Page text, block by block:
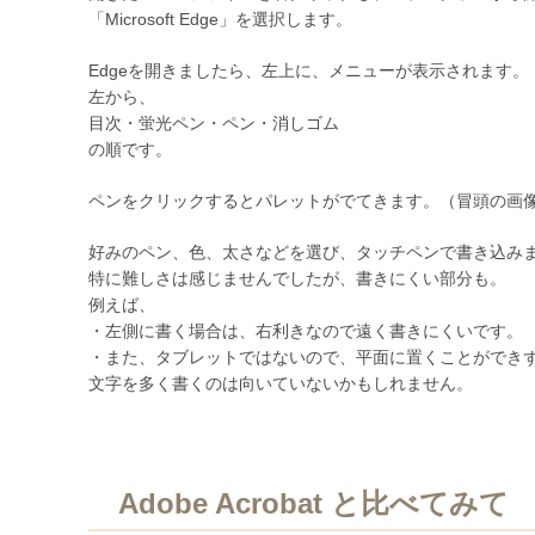
「Microsoft Edge」を選択します。
Edgeを開きましたら、左上に、メニューが表示されます。
左から、
目次・蛍光ペン・ペン・消しゴム
の順です。
ペンをクリックするとパレットがでてきます。（冒頭の画
好みのペン、色、太さなどを選び、タッチペンで書き込みま
特に難しさは感じませんでしたが、書きにくい部分も。
例えば、
・左側に書く場合は、右利きなので遠く書きにくいです。
・また、タブレットではないので、平面に置くことができず
文字を多く書くのは向いていないかもしれません。
Adobe Acrobat と比べてみて